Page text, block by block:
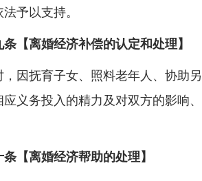
予以支持。
【离婚经济补偿的认定和处理】
抚育子女、照料老年人、协助另
应义务投入的精力及对双方的影响
【离婚经济帮助的处理】